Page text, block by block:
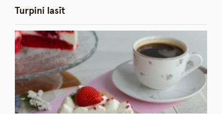
Turpini lasīt